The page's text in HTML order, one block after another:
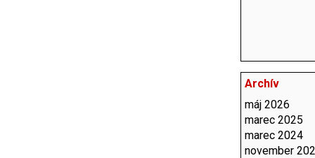
Archív
máj 2026
marec 2025
marec 2024
november